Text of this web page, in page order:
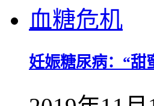
妊娠糖尿病：“甜